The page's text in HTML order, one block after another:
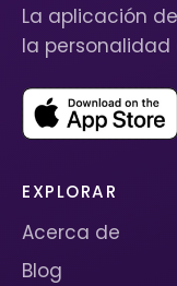
La aplicación
la personalidad
EXPLORAR
Acerca de
Blog